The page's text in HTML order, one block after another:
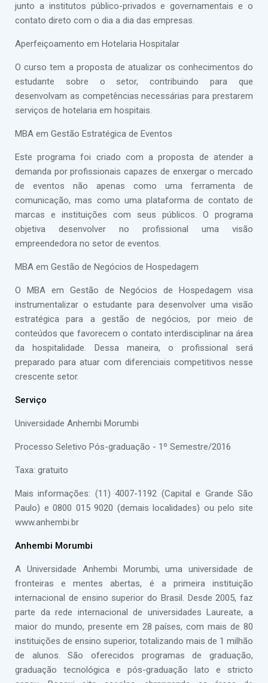
junto a institutos público-privados e governamentais e o
contato direto com o dia a dia das empresas.
Aperfeiçoamento em Hotelaria Hospitalar
O curso tem a proposta de atualizar os conhecimentos do
estudante sobre o setor, contribuindo para que
desenvolvam as competências necessárias para prestarem
serviços de hotelaria em hospitais.
MBA em Gestão Estratégica de Eventos
Este programa foi criado com a proposta de atender a
demanda por profissionais capazes de enxergar o mercado
de eventos não apenas como uma ferramenta de
comunicação, mas como uma plataforma de contato de
marcas e instituições com seus públicos. O programa
objetiva desenvolver no profissional uma visão
empreendedora no setor de eventos.
MBA em Gestão de Negócios de Hospedagem
O MBA em Gestão de Negócios de Hospedagem visa
instrumentalizar o estudante para desenvolver uma visão
estratégica para a gestão de negócios, por meio de
conteúdos que favorecem o contato interdisciplinar na área
da hospitalidade. Dessa maneira, o profissional será
preparado para atuar com diferenciais competitivos nesse
crescente setor.
Serviço
Universidade Anhembi Morumbi
Processo Seletivo Pós-graduação - 1º Semestre/2016
Taxa: gratuito
Mais informações: (11) 4007-1192 (Capital e Grande São
Paulo) e 0800 015 9020 (demais localidades) ou pelo site
www.anhembi.br
Anhembi Morumbi
A Universidade Anhembi Morumbi, uma universidade de
fronteiras e mentes abertas, é a primeira instituição
internacional de ensino superior do Brasil. Desde 2005, faz
parte da rede internacional de universidades Laureate, a
maior do mundo, presente em 28 países, com mais de 80
instituições de ensino superior, totalizando mais de 1 milhão
de alunos. São oferecidos programas de graduação,
graduação tecnológica e pós-graduação lato e stricto